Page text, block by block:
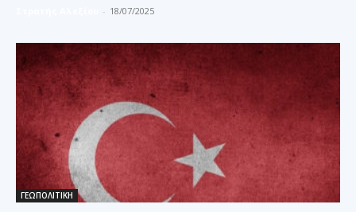
- 18/07/2025
ΓΕΩΠΟΛΙΤΙΚΗ